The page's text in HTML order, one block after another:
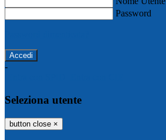
Password
-
Seleziona utente
button close ×